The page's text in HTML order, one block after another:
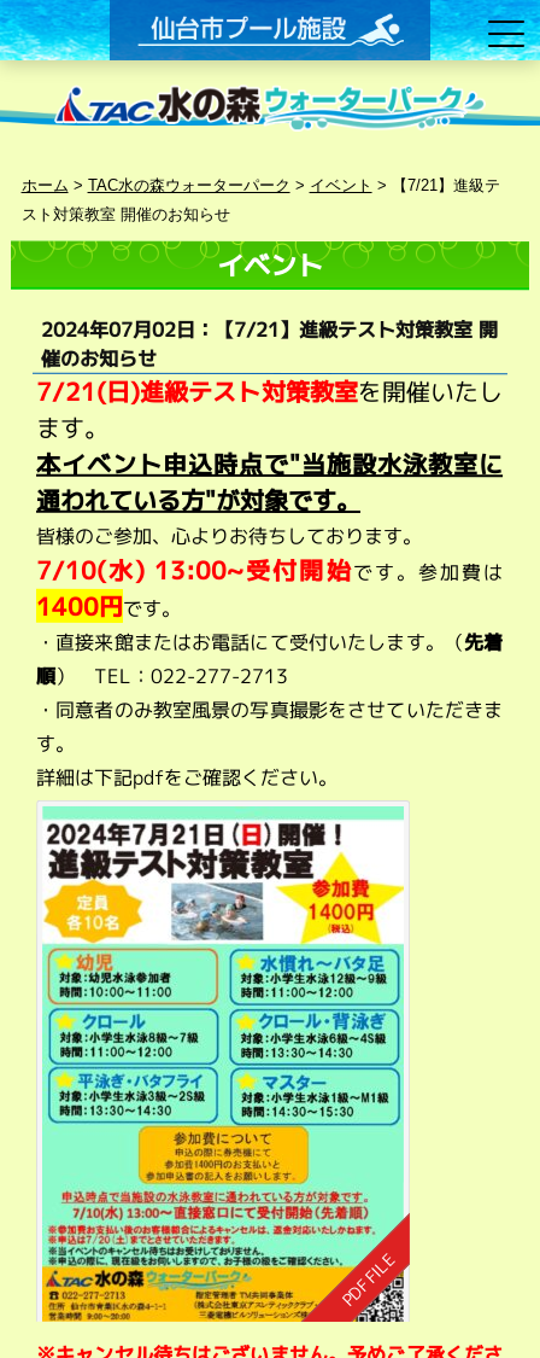
ホーム > TAC水の森ウォーターパーク > イベント >
【7/21】進級テ
スト対策教室 開催のお知らせ
イベント
2024年07月02日：【7/21】進級テスト対策教室 開
催のお知らせ
7/21(日)進級テスト対策教室を開催いたし
ます。
本イベント申込時点で"当施設水泳教室に
通われている方"が対象です。
皆様のご参加、心よりお待ちしております。
7/10(水) 13:00~受付開始です。参加費は
1400円です。
・直接来館またはお電話にて受付いたします。（先着
順） TEL：022-277-2713
・同意者のみ教室風景の写真撮影をさせていただきま
す。
詳細は下記pdfをご確認ください。